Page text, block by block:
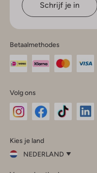
Schrijf je in
Betaalmethodes
Volg ons
InstagramFacebook
Kies je land
NEDERLAND